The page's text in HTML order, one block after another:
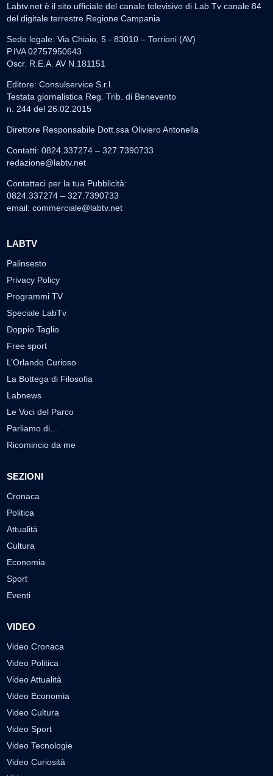
Labtv.net è il sito ufficiale del canale televisivo di Lab Tv canale 84
del digitale terrestre Regione Campania
Sede legale: Via Chiaio, 5 - 83010 – Torrioni (AV)
P.IVA 02757950643
Oscr. R.E.A. AV N.181151
Editore: Consulservice S.r.l.
Testata giornalistica Reg. Trib. di Benevento
n. 244 del 26.02.2015
Direttore Responsabile Dott.ssa Oliviero Antonella
Contatti: 0824.337274 – 327.7390733
redazione@labtv.net
Contattaci per la tua Pubblicità:
0824.337274 – 327.7390733
email: commerciale@labtv.net
LABTV
Palinsesto
Privacy Policy
Programmi TV
Speciale LabTv
Doppio Taglio
Free sport
L’Orlando Curioso
La Bottega di Filosofia
Labnews
Le Voci del Parco
Parliamo di…
Ricomincio da me
SEZIONI
Cronaca
Politica
Attualità
Cultura
Economia
Sport
Eventi
VIDEO
Video Cronaca
Video Politica
Video Attualità
Video Economia
Video Cultura
Video Sport
Video Tecnologie
Video Curiosità